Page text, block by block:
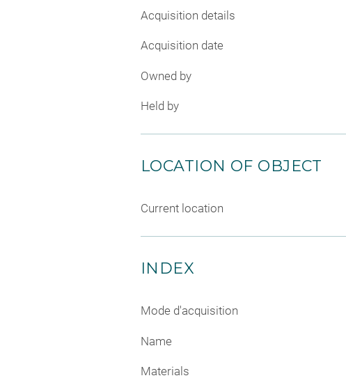
Acquisition details
Acquisition date
Owned by
Held by
LOCATION OF OBJECT
Current location
INDEX
Mode d'acquisition
Name
Materials